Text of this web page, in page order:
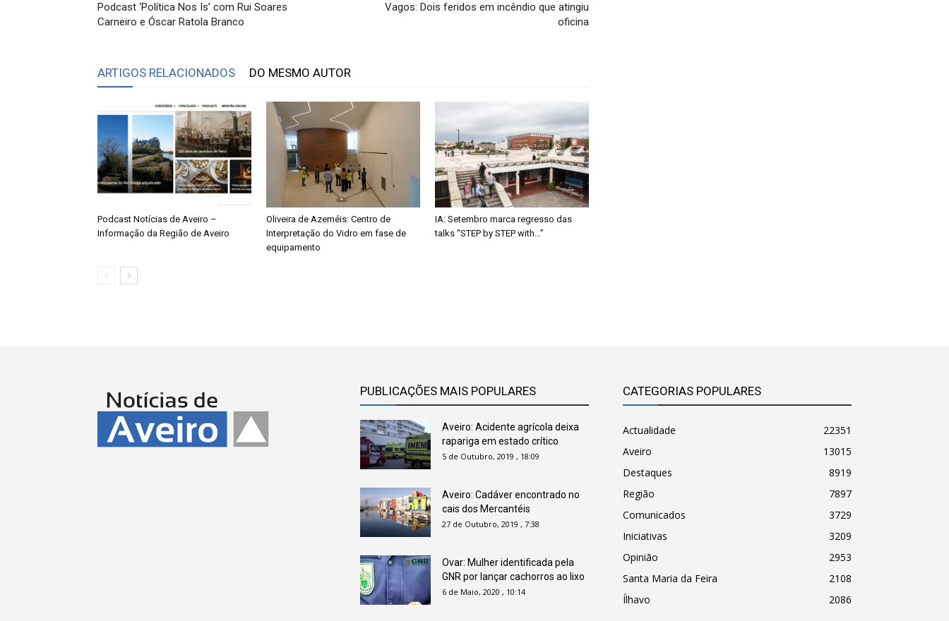
Podcast ‘Política Nos Is’ com Rui Soares
Carneiro e Óscar Ratola Branco
Vagos: Dois feridos em incêndio que atingiu
oficina
ARTIGOS RELACIONADOS DO MESMO AUTOR
Podcast Notícias de Aveiro –
Informação da Região de Aveiro
Oliveira de Azeméis: Centro de
Interpretação do Vidro em fase de
equipamento
IA: Setembro marca regresso das
talks “STEP by STEP with…”
PUBLICAÇÕES MAIS POPULARES
Aveiro: Acidente agrícola deixa
rapariga em estado crítico
5 de Outubro, 2019 , 18:09
Aveiro: Cadáver encontrado no
cais dos Mercantéis
27 de Outubro, 2019 , 7:38
Ovar: Mulher identificada pela
GNR por lançar cachorros ao lixo
6 de Maio, 2020 , 10:14
CATEGORIAS POPULARES
Actualidade
22351
Aveiro
13015
Destaques
8919
Região
7897
Comunicados
3729
Iniciativas
3209
Opinião
2953
Santa Maria da Feira
2108
Ílhavo
2086